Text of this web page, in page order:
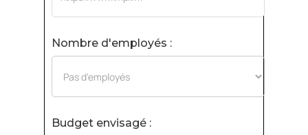
Nombre d'employés :
Budget envisagé :